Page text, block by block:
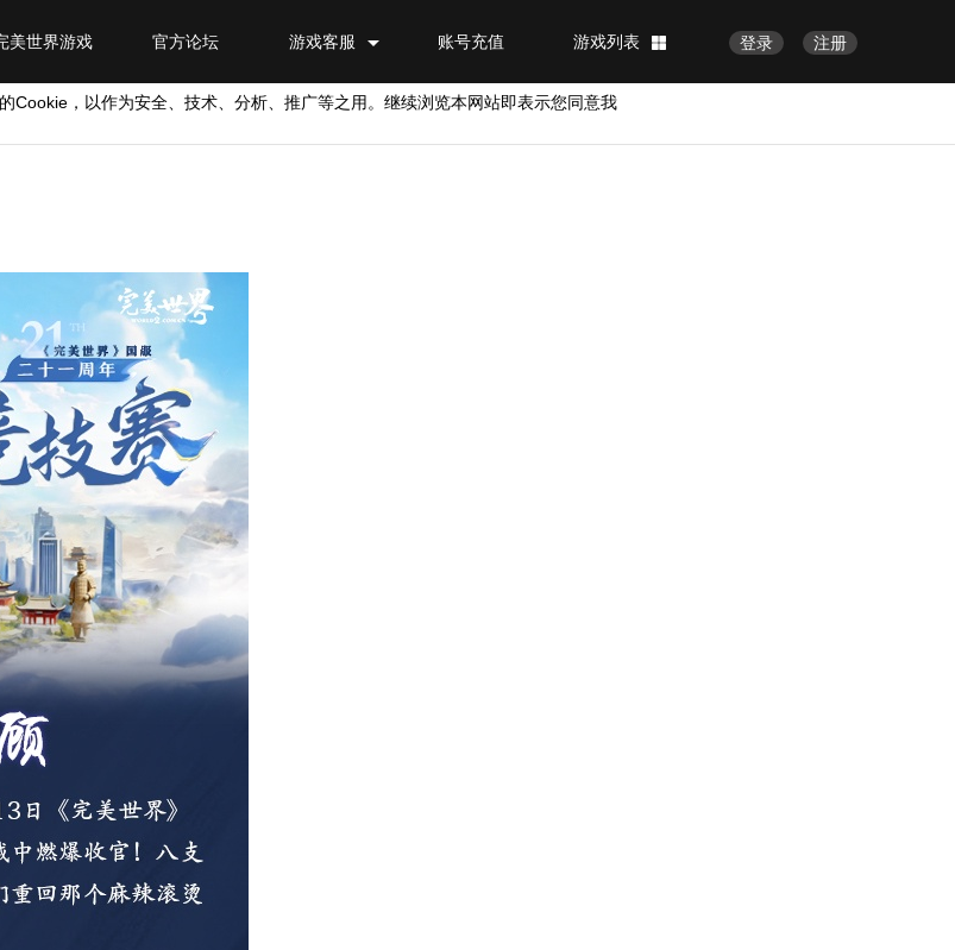
注册
登录
游戏列表
账号充值
游戏客服
官方论坛
美世界游戏
Cookie ，以作为安全、技术、分析、推广等之用。继续浏览本网站即表示您同意我